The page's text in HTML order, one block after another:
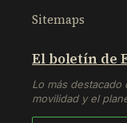
Sitemaps
El boletín de
Lo más destacado
movilidad y el